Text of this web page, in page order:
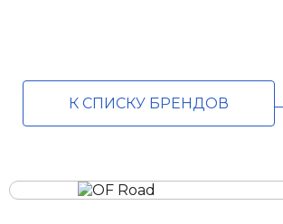
К СПИСКУ БРЕНДОВ